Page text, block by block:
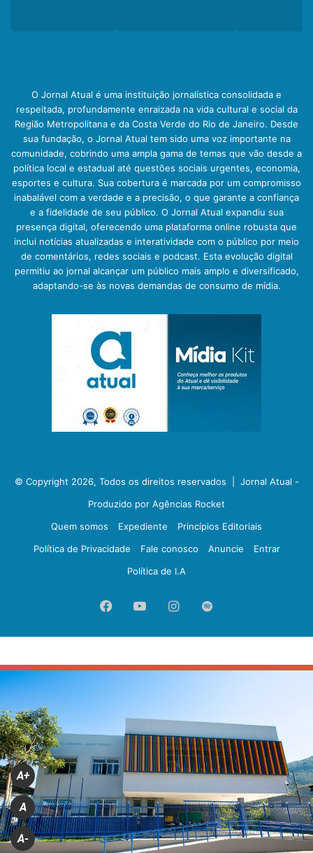
O Jornal Atual é uma instituição jornalística consolidada e
respeitada, profundamente enraizada na vida cultural e social da
Região Metropolitana e da Costa Verde do Rio de Janeiro. Desde
sua fundação, o Jornal Atual tem sido uma voz importante na
comunidade, cobrindo uma ampla gama de temas que vão desde a
política local e estadual até questões sociais urgentes, economia,
esportes e cultura. Sua cobertura é marcada por um compromisso
inabalável com a verdade e a precisão, o que garante a confiança
e a fidelidade de seu público. O Jornal Atual expandiu sua
presença digital, oferecendo uma plataforma online robusta que
inclui notícias atualizadas e interatividade com o público por meio
de comentários, redes sociais e podcast. Esta evolução digital
permitiu ao jornal alcançar um público mais amplo e diversificado,
adaptando-se às novas demandas de consumo de mídia.
© Copyright 2026, Todos os direitos reservados | Jornal Atual -
Produzido por Agências Rocket
Quem somos
Expediente
Princípios Editoriais
Política de Privacidade
Fale conosco Anuncie
Entrar
Política de I.A
FacebookYouTubeInstagram
Spotify
A+
A
A-